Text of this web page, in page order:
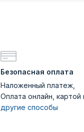
Безопасная оплата
Наложенный платеж,
Оплата онлайн, картой
другие способы